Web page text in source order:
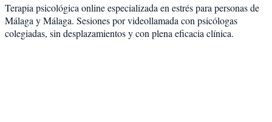
Terapia psicológica online especializada en estréspara personas de
Málaga yMálaga. Sesiones por videollamada con psicólogas
colegiadas, sin desplazamientos y con plena eficacia clínica.